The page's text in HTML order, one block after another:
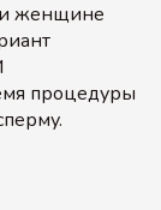
женщине
процедуры